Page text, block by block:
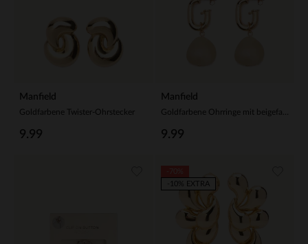
Manfield
Goldfarbene Twister-Ohrstecker
9.99
Manfield
9.99
-10% EXTRA